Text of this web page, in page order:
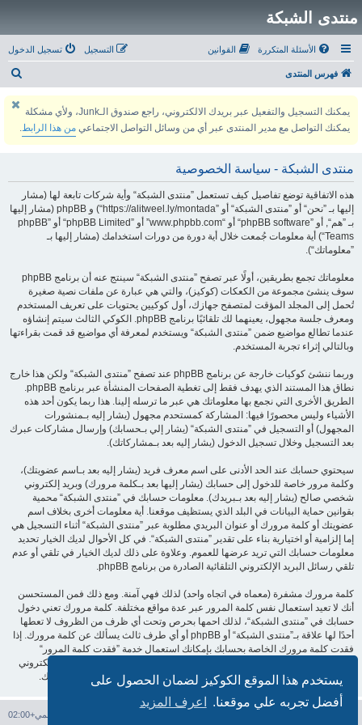
يستخدم هذا الموقع الكوكيز لضمان الحصول على
أفضل تجربه علي موقعنا.
اعرف المزيد
منتدى الشبكة
الأسئلة المتكررة القوانين تسجيل الدخول التسجيل
فهرس المنتدى
يمكنك التسجيل والتفعيل عبر بريدك الالكتروني، راجع صندوق الـJunk، ولأي مشكلة
يمكنك التواصل مع مدير المنتدى عبر أي من وسائل التواصل الاجتماعي من هذا الرابط.
منتدى الشبكة - سياسة الخصوصية
هذه الاتفاقية توضع تفاصيل كيف تستعمل ”منتدى الشبكة“ وأية شركات تابعة لها (مشار
إليها بـ ”نحن“ أو ”منتدى الشبكة“ أو ”https://alitweel.ly/montada“) و phpBB (مشار إليها
بـ ”هم“, أو ”phpBB software“ أو “www.phpbb.com” أو ”phpBB Limited“ أو ”phpBB
Teams“) أية معلومات جُمعت خلال أية دورة من دورات استخدامك (مشار إليها بـ
”معلوماتك“).
معلوماتك تجمع بطريقين، أولًا عبر تصفح ”منتدى الشبكة“ سينتج عنه أن برنامج phpBB
سوف ينشئ مجموعة من الكعكات (كوكيز)، والتي هي عبارة عن ملفات نصية صغيرة
تُحمل إلى المجلد المؤقت لمتصفح جهازك، أول كوكيين يحتويات على تعريف المستخدم
ومعرف جلسة مجهول، يعينهما لك تلقائيًا برنامج phpBB. الكوكي الثالث سيتم إنشاؤه
عندما تطالع مواضيع ضمن ”منتدى الشبكة“ ويستخدم لمعرفة أي مواضيع قد قمت بقراءتها
وبالتالي إثراء تجربة المستخدم.
وربما ننشئ كوكيات خارجة عن برنامج phpBB عند تصفح ”منتدى الشبكة“ ولكن هذا خارج
نطاق هذا المستند الذي يهدف فقط إلى تغطية الصفحات المنشأة عبر برنامج phpBB.
الطريق الأخرى التي نجمع بها معلوماتك هي عبر ما ترسله إلينا. هذا ربما يكون أحد هذه
الأشياء وليس محصورًا فيها: المشاركة كمستحدم مجهول (يشار إليه بـمنشورات
المجهول) أو التسجيل في ”منتدى الشبكة“ (يشار إلي بـحسابك) وإرسال مشاركات عبرك
بعد التسجيل وخلال تسجيل الدخول (يشار إليه بعد بـمشاركاتك).
سيحتوي حسابك عند الحد الأدنى على اسم معرف فريد (يشار إليه بعد بـاسم عضويتك)،
وكلمة مرور خاصة للدخول إلى حسابك (يشار إليها بعد بـكلمة مرورك) وبريد إلكتروني
شخصي صالح (يشار إليه بعد بـبريدك). معلومات حسابك في ”منتدى الشبكة“ محمية
بقوانين حماية البيانات في البلد الذي يستظيف موقعنا. أية معلومات أخرى بخلاف اسم
عضويتك أو كلمة مرورك أو عنوان البريدي مطلوبة عبر ”منتدى الشبكة“ أثناء التسجيل هي
إما إلزامية أو اختيارية بناء على تقدير ”منتدى الشبكة“. في كل الأحوال لديك الخيار تحديد
معلومات حسابك التي تريد عرضها للعموم. وعلاوة على ذلك لديك الخيار في تلقي أو عدم
تلقي رسائل البريد الإلكتروني التلقائية الصادرة من برنامج phpBB.
كلمة مرورك مشفرة (معماه في اتجاه واحد) لذلك فهي آمنة. ومع ذلك فمن المستحسن
أنك لا تعيد استعمال نفس كلمة المرور عبر عدة مواقع مختلفة. كلمة مرورك تعني دخول
حسابك في ”منتدى الشبكة“، لذلك احمها بحرص وتحت أي ظرف من الظروف لا تعطها
أحدًا لها علاقة بـ”منتدى الشبكة“ أو phpBB أو أي طرف ثالث يسألك عن كلمة مرورك. إذا
فقدت كلمة مرورك الخاصة بحسابك بإمكانك استعمال خدمة ”فقدت كلمة المرور“
المقدمة من برنامج phpBB. هذه العملية ستسألك عن اسم عضويتك وبريدك الإلكتروني
وبعد ذلك برنامج phpBB سينشئ لك كلمة مرور جديدة لكي تدخل بها إلى حسابك.
التوقيت العالمي+02:00